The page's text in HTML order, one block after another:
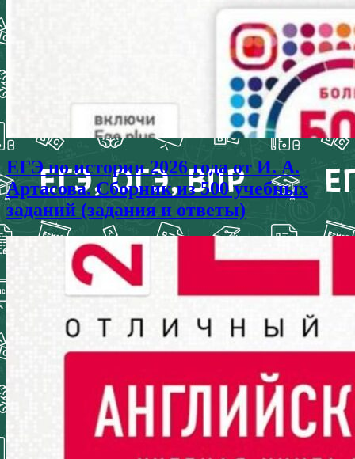
ЕГЭ по истории 2026 года от И. А.
Артасова. Сборник из 500 учебных
заданий (задания и ответы)